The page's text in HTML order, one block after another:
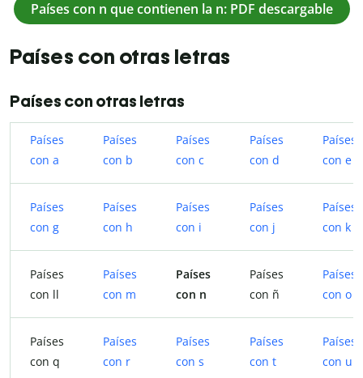
Países con n que contienen la n: PDF descargable
Países con otras letras
Países con otras letras
Países
con a
Países
con b
Países
con c
Países
con d
Países
con e
Países
con g
Países
con h
Países
con i
Países
con j
Países
con k
Países
con ll
Países
con m
Países
con n
Países
con ñ
Países
con o
Países
con q
Países
con r
Países
con s
Países
con t
Países
con u